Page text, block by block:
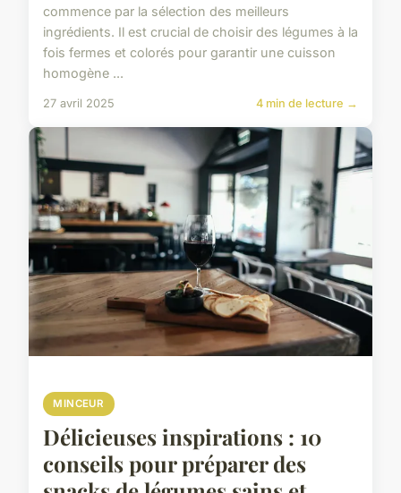
commence par la sélection des meilleurs
ingrédients. Il est crucial de choisir des légumes à la
fois fermes et colorés pour garantir une cuisson
homogène ...
27 avril 2025 4 min de lecture →
MINCEUR
Délicieuses inspirations : 10
conseils pour préparer des